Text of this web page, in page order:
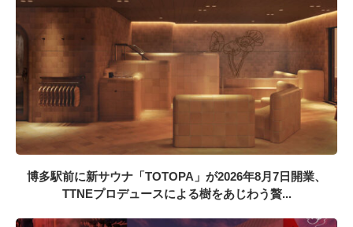
博多駅前に新サウナ「TOTOPA」が2026年8月7日開業、
TTNEプロデュースによる樹をあじわう贅...